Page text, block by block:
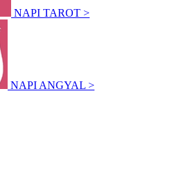
NAPI TAROT >
NAPI ANGYAL >